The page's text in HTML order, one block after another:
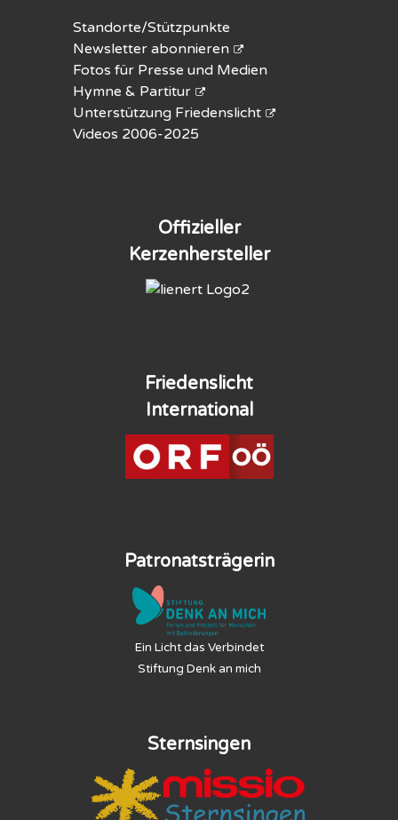
Standorte/Stützpunkte
Newsletter abonnieren
Fotos für Presse und Medien
Hymne & Partitur
Unterstützung Friedenslicht
Videos 2006-2025
Offizieller
Kerzenhersteller
Friedenslicht
International
Patronatsträgerin
Ein Licht das Verbindet
Stiftung Denk an mich
Sternsingen